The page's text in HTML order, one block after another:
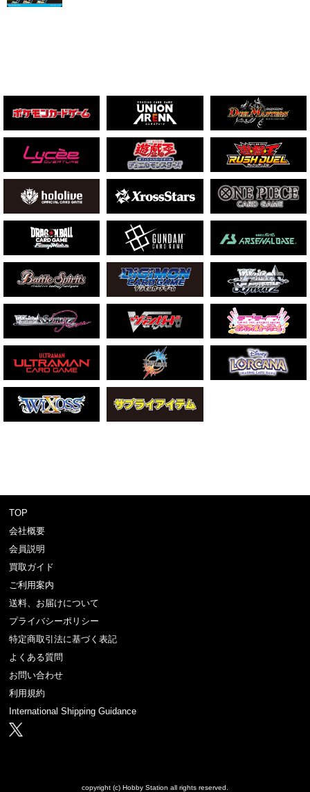
TOP
会社概要
会員説明
買取ガイド
ご利用案内
送料、お届けについて
プライバシーポリシー
特定商取引法に基づく表記
よくある質問
お問い合わせ
利用規約
International Shipping Guidance
copyright (c) Hobby Station all rights reserved.